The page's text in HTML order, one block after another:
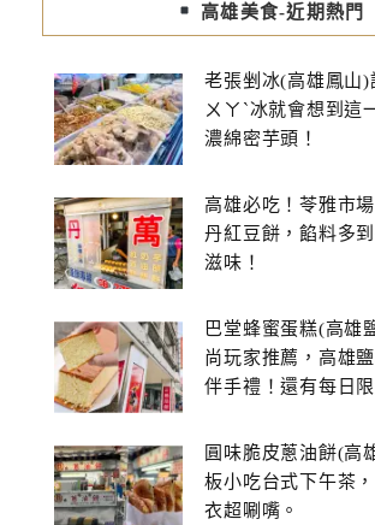
高雄美食-近期熱門
老張剉冰(高雄鳳山)
ㄨㄚˋ冰就會想到這
濃綿密芋頭！
高雄必吃！苓雅市
丹紅豆餅，餡料多
滋味！
巴堂蜂蜜蛋糕(高雄
尚玩家推薦，高雄
伴手禮！還有每日
圓味脆皮蔥油餅(高
板小吃台式下午茶
衣超唰嘴。